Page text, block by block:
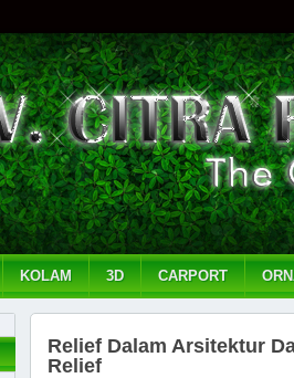
KOLAM 3D CARPORT
Relief Dalam Arsitektur
Relief